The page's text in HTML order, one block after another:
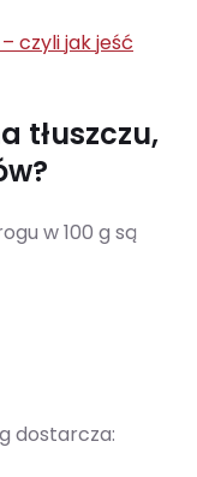
czyli jak jeść
tłuszczu,
w 100 g są
dostarcza: